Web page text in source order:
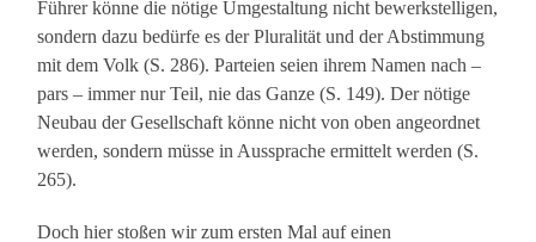
Führer könne die nötige Umgestaltung nicht bewerkstelligen,
sondern dazu bedürfe es der Pluralität und der Abstimmung
mit dem Volk (S. 286). Parteien seien ihrem Namen nach –
pars – immer nur Teil, nie das Ganze (S. 149). Der nötige
Neubau der Gesellschaft könne nicht von oben angeordnet
werden, sondern müsse in Aussprache ermittelt werden (S.
265).
Doch hier stoßen wir zum ersten Mal auf einen